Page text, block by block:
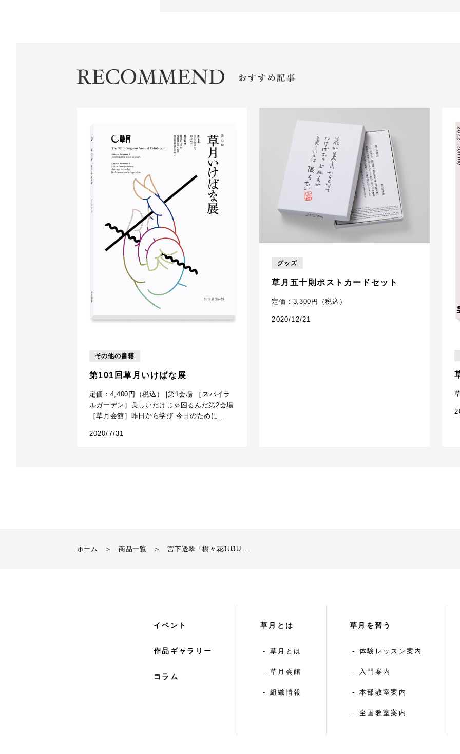
その他の書籍
第101回草月いけばな展
定価：4,400円（税込） |第1会場 ［スパイラ
ルガーデン］美しいだけじゃ困るんだ第2会場
［草月会館］昨日から学び 今日のために...
2020/7/31
グッズ
草月五十則ポストカードセット
定価：3,300円（税込）
2020/12/21
ホーム ＞ 商品一覧 ＞ 宮下透翠「樹々花JUJU...
イベント
作品ギャラリー
コラム
草月とは
草月とは
草月会館
組織情報
草月を習う
体験レッスン案内
入門案内
本部教室案内
全国教室案内